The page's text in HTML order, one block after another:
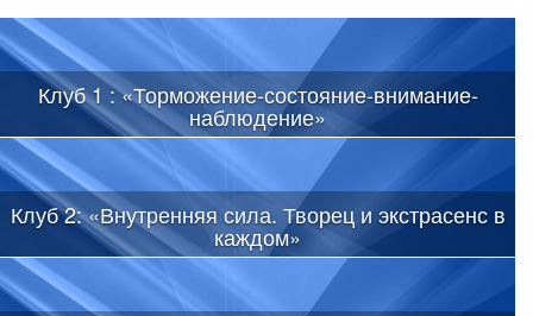
Клуб 1 : «Торможение-состояние-внимание-
наблюдение»
Мир существует вне нашего сознания, вне наших знаний о
нем. Вторая крайность – мир является результатом
деятельности нашей психики. Правда – она где-то посередине.
Клуб 2: «Внутренняя сила. Творец и экстрасенс в
каждом»
Медленно, но верно мы будем приходить к внутреннему
состоянию стабильной спокойно радости – «серой линии»,